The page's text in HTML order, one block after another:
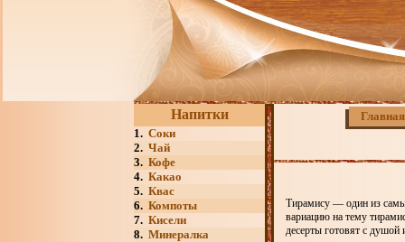
Напитки
1. Соки
2. Чай
3. Кофе
4. Какао
5. Квас
6. Компоты
7. Кисели
8. Минералка
Главная
Тирамису — один из
вариацию на тему
десерты готовят с душой